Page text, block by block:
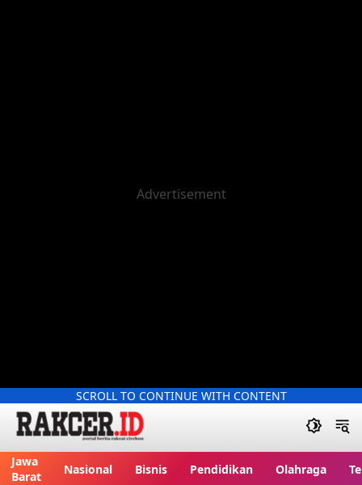
SCROLL TO CONTINUE WITH CONTENT
Jawa
Barat
Nasional Bisnis Pendidikan Olahraga